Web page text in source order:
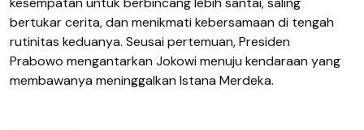
bertukar cerita, dan menikmati kebersamaan di tengah
rutinitas keduanya. Seusai pertemuan, Presiden
Prabowo mengantarkan Jokowi menuju kendaraan yang
membawanya meninggalkan Istana Merdeka.